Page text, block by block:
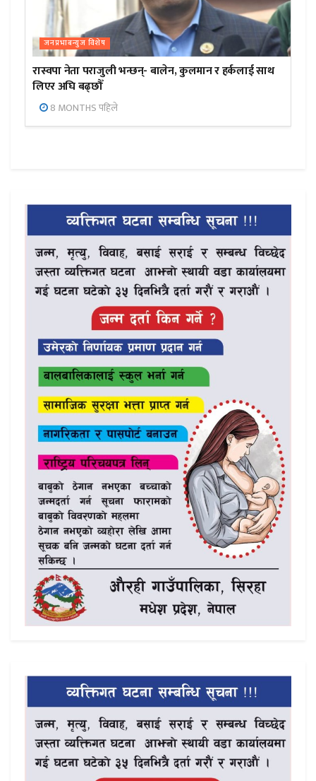
जनप्रभाबन्युज विशेष
रास्वपा नेता पराजुली भन्छन्- बालेन, कुलमान र हर्कलाई साथ
लिएर अघि बढ्छौँ
8 MONTHS पहिले